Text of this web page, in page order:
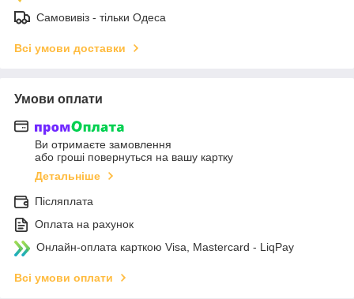
Самовивіз - тільки Одеса
Всі умови доставки
Умови оплати
Ви отримаєте замовлення
або гроші повернуться на вашу картку
Детальніше
Післяплата
Оплата на рахунок
Онлайн-оплата карткою Visa, Mastercard - LiqPay
Всі умови оплати